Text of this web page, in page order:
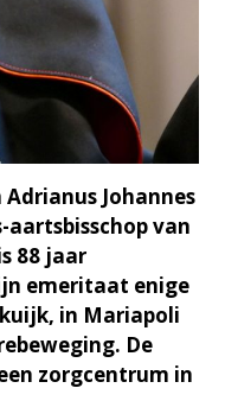
Johannes
van
88 jaar
emeritaat enige
in Mariapoli
De
zorgcentrum in